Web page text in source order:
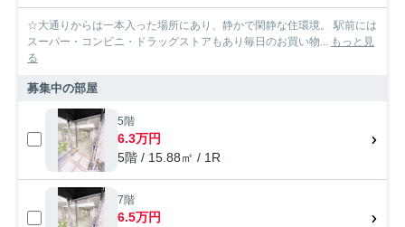
☆大通りからは一本入った場所にあり、静かで閑静な住環境。 駅前には
スーパー・コンビニ・ドラッグストアもあり毎日のお買い物... もっと見
る
募集中の部屋
5階
6.3万円
5階 / 15.88㎡ / 1R
7階
6.5万円